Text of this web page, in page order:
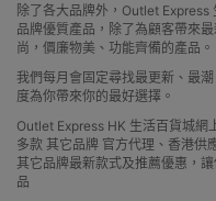
除了各大品牌外，Outlet
品牌優質產品，除了為顧客帶來
尚，價廉物美、功能齊備的產品。
我們每月會固定尋找最更新、最
度為你帶來你的最好選擇。
Outlet Express HK 生活百貨城網
多款 其它品牌 官方代理、香港供
其它品牌最新款式及推薦優惠，
品